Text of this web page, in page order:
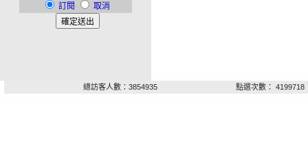
訂閱 取消
總訪客人數：3854935 點選次數： 4199718